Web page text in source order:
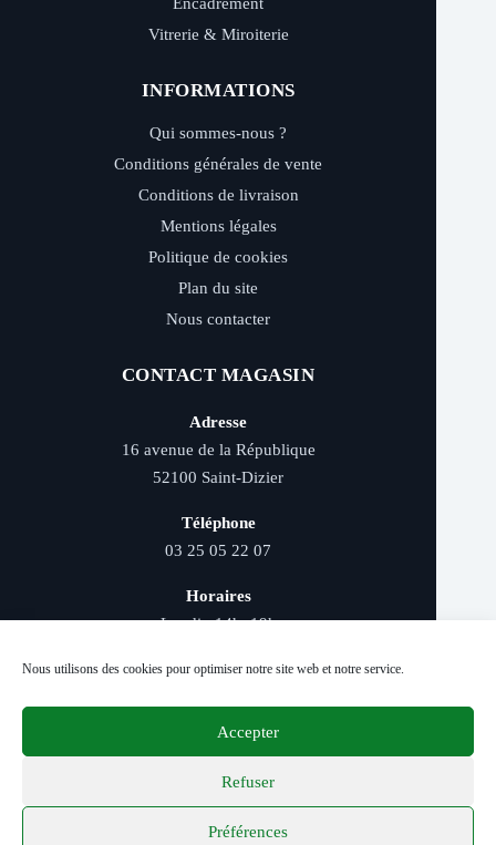
Nous utilisons des cookies pour optimiser notre site web et notre service.
Accepter
Refuser
Préférences
Encadrement
Vitrerie & Miroiterie
INFORMATIONS
Qui sommes-nous ?
Conditions générales de vente
Conditions de livraison
Mentions légales
Politique de cookies
Plan du site
Nous contacter
CONTACT MAGASIN
Adresse
16 avenue de la République
52100 Saint-Dizier
Téléphone
03 25 05 22 07
Horaires
Lundi : 14h–19h
Livraison rapide - Retrait magasin - Paiement
sécurisé - Conseils d’experts
© 2026 Distriver — Tous droits réservés.